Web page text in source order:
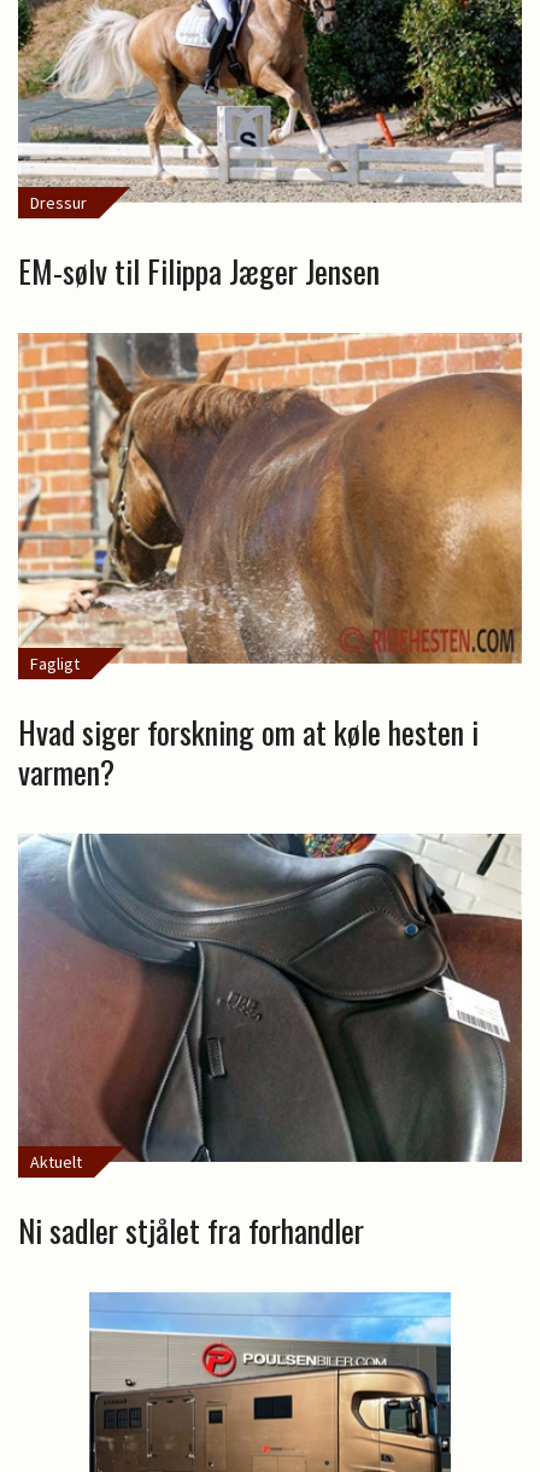
Dressur
EM-sølv til Filippa Jæger Jensen
Fagligt
Hvad siger forskning om at køle hesten i
varmen?
Aktuelt
Ni sadler stjålet fra forhandler